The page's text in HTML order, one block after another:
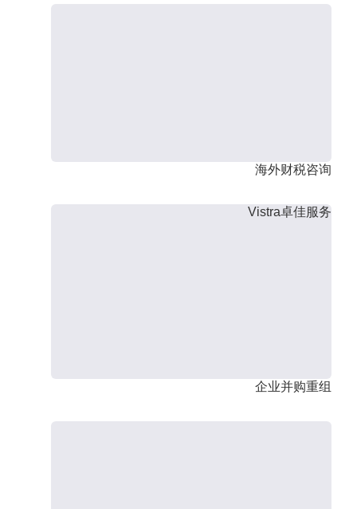
海外财税咨询
Vistra卓佳服务
企业并购重组